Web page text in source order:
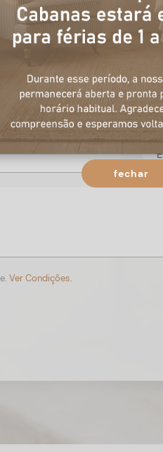
+
e num curto espaço de tempo,
Ver Condições.
fechar